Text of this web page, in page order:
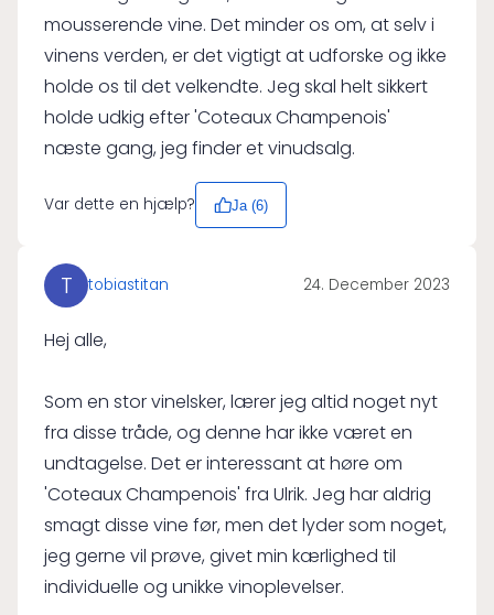
mousserende vine. Det minder os om, at selv i
vinens verden, er det vigtigt at udforske og ikke
holde os til det velkendte. Jeg skal helt sikkert
holde udkig efter 'Coteaux Champenois'
næste gang, jeg finder et vinudsalg.
Var dette en hjælp? Ja (6)
T tobiastitan 24. December 2023
Hej alle,
Som en stor vinelsker, lærer jeg altid noget nyt
fra disse tråde, og denne har ikke været en
undtagelse. Det er interessant at høre om
'Coteaux Champenois' fra Ulrik. Jeg har aldrig
smagt disse vine før, men det lyder som noget,
jeg gerne vil prøve, givet min kærlighed til
individuelle og unikke vinoplevelser.